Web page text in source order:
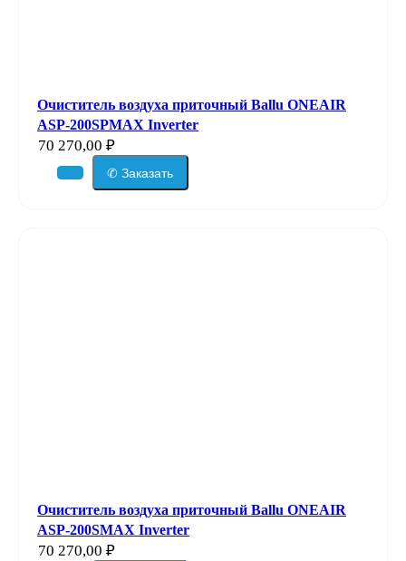
Очиститель воздуха приточный Ballu ONEAIR
ASP-200SPMAX Inverter
70 270,00 ₽
✆ Заказать
Очиститель воздуха приточный Ballu ONEAIR
ASP-200SMAX Inverter
70 270,00 ₽